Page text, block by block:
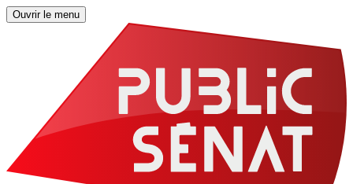
Ouvrir le menu